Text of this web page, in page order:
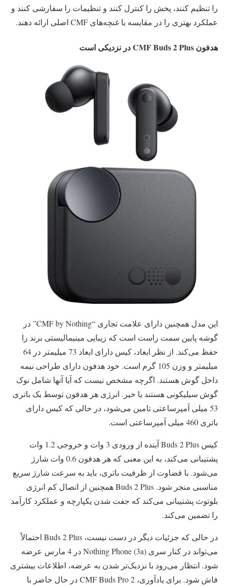
را تنظیم کنند، پخش را کنترل کنند و تنظیمات را سفارشی کنند و
عملکرد بهتری را در مقایسه با غنچه‌های CMF اصلی ارائه دهند.
هدفون CMF Buds 2 Plus در نزدیکی است
این مدل همچنین دارای علامت تجاری “CMF by Nothing” در
گوشه پایین سمت راست است که زیبایی مینیمالیستی برند را
حفظ می‌کند. از نظر ابعاد، کیس دارای ابعاد 73 میلیمتر در 64
میلیمتر و وزن 105 گرم است. خود هدفون دارای طراحی نیمه
داخل گوش هستند. اگرچه مشخص نیست که آیا آنها شامل نوک
گوش سیلیکونی هستند یا خیر. انرژی هر هدفون توسط یک باتری
53 میلی آمپرساعتی تامین می‌شود، در حالی که کیس دارای
باتری 460 میلی آمپرساعتی است.
کیس Buds 2 Plus آینده از ورودی 3 وات و خروجی 1.2 وات
پشتیبانی می‌کند، به این معنی که هر هدفون 0.6 وات شارژ
می‌شود. با قضاوت از ظرفیت باتری، باید به سرعت شارژ سریع
مناسبی منجر شود. Buds 2 Plus همچنین از اتصال کم انرژی
بلوتوث پشتیبانی می‌کند که جفت شدن یکپارچه و عملکرد کارآمد
را تضمین می‌کند.
در حالی که جزئیات دیگر در دست نیست، Buds 2 Plus احتمالاً
می‌تواند در کنار سری Nothing Phone (3a) در 4 مارس عرضه
شود. انتظار می‌رود با نزدیک‌تر شدن به عرضه، اطلاعات بیشتری
فاش شود. برای یادآوری، CMF Buds Pro 2 در حال حاضر با